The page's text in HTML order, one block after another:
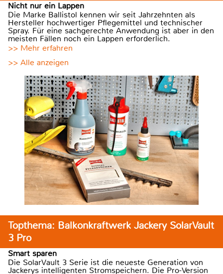
Nicht nur ein Lappen
Die Marke Ballistol kennen wir seit Jahrzehnten als
Hersteller hochwertiger Pflegemittel und technischer
Spray. Für eine sachgerechte Anwendung ist aber in den
meisten Fällen noch ein Lappen erforderlich.
>> Mehr erfahren
>> Alle anzeigen
Topthema: Balkonkraftwerk Jackery SolarVault
3 Pro
Smart sparen
Die SolarVault 3 Serie ist die neueste Generation von
Jackerys intelligenten Stromspeichern. Die Pro-Version